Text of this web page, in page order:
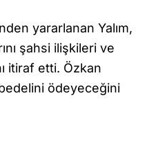
yararlanan Yalım,
şahsi ilişkileri ve
itiraf etti. Özkan
ödeyeceğini